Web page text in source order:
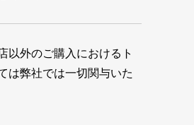
以外のご購入におけるト
は弊社では一切関与いた